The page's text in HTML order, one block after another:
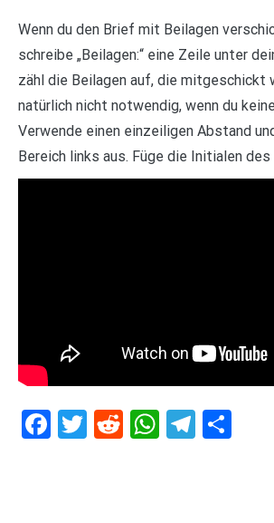
Wenn du den Brief mit Beilagen
schreibe „Beilagen:“ eine Zeile unter
zähl die Beilagen auf, die mitgeschickt
natürlich nicht notwendig, wenn du
Verwende einen einzeiligen Abstand
Bereich links aus. Füge die Initialen
Facebook
Twitter
RedditWhatsApp